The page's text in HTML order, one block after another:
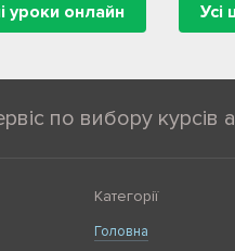
уроки онлайн
по вибору курсів
Категорії
Головна